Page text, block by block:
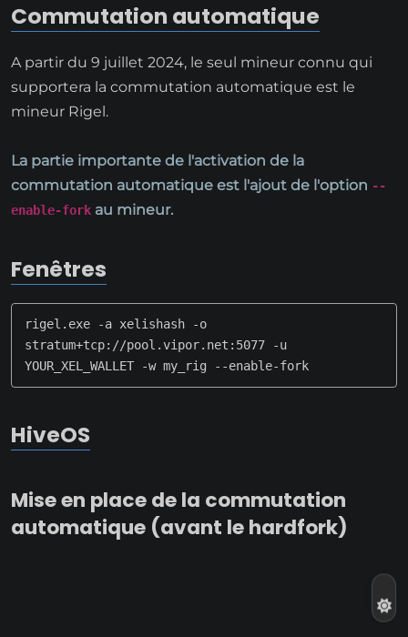
Commutation automatique
A partir du 9 juillet 2024, le seul mineur connu qui
supportera la commutation automatique est le
mineur Rigel.
La partie importante de l'activation de la
commutation automatique est l'ajout de l'option --
enable-fork au mineur.
Fenêtres
rigel.exe -a xelishash -o
stratum+tcp://pool.vipor.net:5077 -u
YOUR_XEL_WALLET -w my_rig --enable-fork
HiveOS
Mise en place de la commutation
automatique (avant le hardfork)